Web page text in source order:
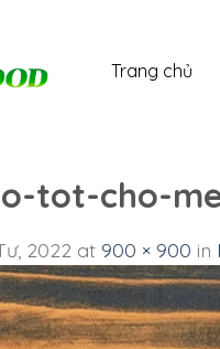
Trang chủ
tot-cho-
2022 at 900 × 900 in